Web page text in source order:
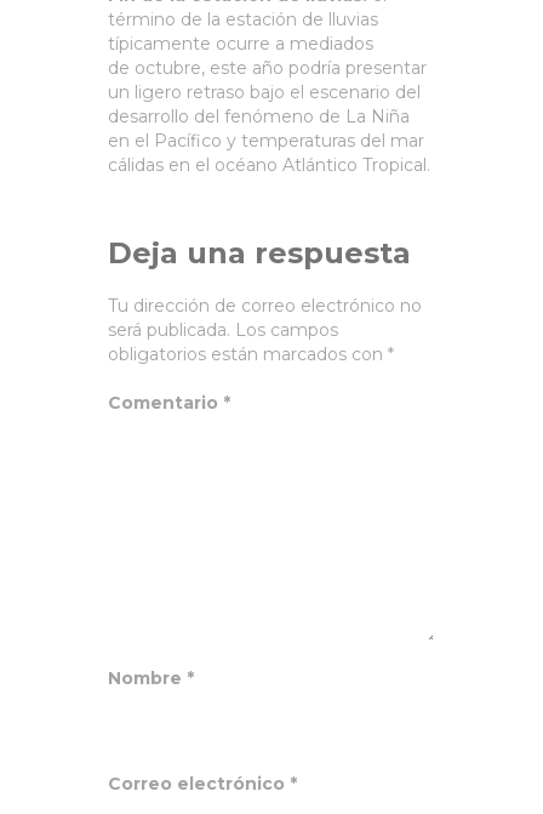
término de la estación de lluvias
típicamente ocurre a mediados
de octubre, este año podría presentar
un ligero retraso bajo el escenario del
desarrollo del fenómeno de La Niña
en el Pacífico y temperaturas del mar
cálidas en el océano Atlántico Tropical.
Deja una respuesta
Tu dirección de correo electrónico no
será publicada. Los campos
obligatorios están marcados con *
Comentario *
Nombre *
Correo electrónico *